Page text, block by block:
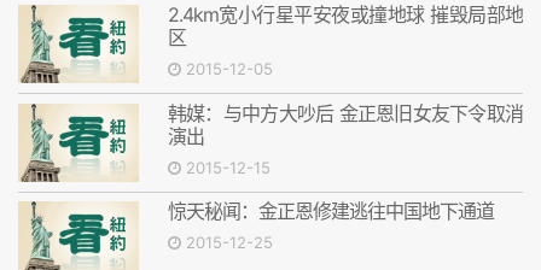
2.4km宽小行星平安夜或撞地球 摧毁局部地
区
2015-12-05
韩媒：与中方大吵后 金正恩旧女友下令取消
演出
2015-12-15
惊天秘闻：金正恩修建逃往中国地下通道
2015-12-25